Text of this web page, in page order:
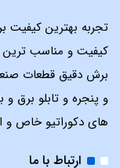
تجربه بهترین کیفیت
کیفیت و مناسب ترین
برش دقیق قطعات
و پنجره و تابلو
های دکوراتیو خاص و
ارتباط با ما